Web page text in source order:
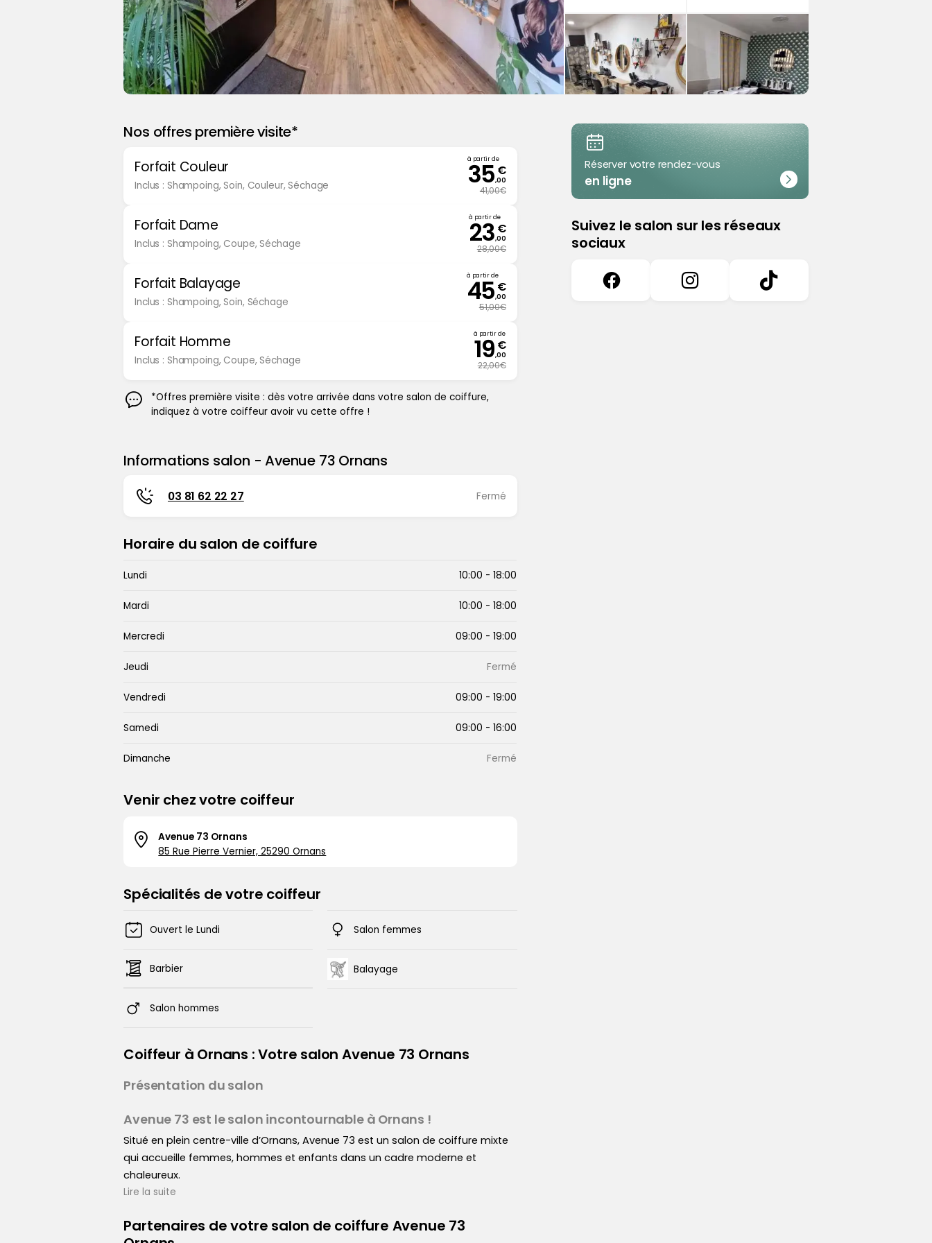
+2
Réserver votre rendez-vous
en ligne
Suivez le salon sur les réseaux
sociaux
Accéder à la page Facebook de %salonName%
Accéder à la page Instagram de
socialNetworkLink.tiktok
Coiffeur à Ornans : Votre salon Avenue 73 Ornans
Présentation du salon
Avenue 73 est le salon incontournable à Ornans !
Situé en plein centre-ville d’Ornans, Avenue 73 est un salon de coiffure mixte
qui accueille femmes, hommes et enfants dans un cadre moderne et
chaleureux.
style afin de vous proposer des prestations adaptées à votre personnalité, à
Prestations coiffures pour tous les styles
Lire la suite
Nos offres première visite*
Forfait Couleur
Inclus : Shampoing, Soin, Couleur, Séchage
à partir de
35,00
€
41,00€
Forfait Dame
Inclus : Shampoing, Coupe, Séchage
à partir de
23,00
€
28,00€
Forfait Balayage
Inclus : Shampoing, Soin, Séchage
à partir de
45,00
€
51,00€
Forfait Homme
Inclus : Shampoing, Coupe, Séchage
à partir de
19,00
€
22,00€
*Offres première visite : dès votre arrivée dans votre salon de coiffure,
indiquez à votre coiffeur avoir vu cette offre !
Informations salon - Avenue 73 Ornans
Contacter votre coiffeur : Ornans
03 81 62 22 27 Fermé
Horaire du salon de coiffure
Lundi 10:00 -18:00
Mardi 10:00 -18:00
Mercredi 09:00 -19:00
Jeudi Fermé
Vendredi 09:00 -19:00
Samedi 09:00 -16:00
Dimanche Fermé
Venir chez votre coiffeur
+
Avenue 73 Ornans
85 Rue Pierre Vernier, 25290 Ornans
Spécialités de votre coiffeur
Ouvert le Lundi Salon femmes
Barbier Balayage
Salon hommes
Partenaires de votre salon de coiffure Avenue 73